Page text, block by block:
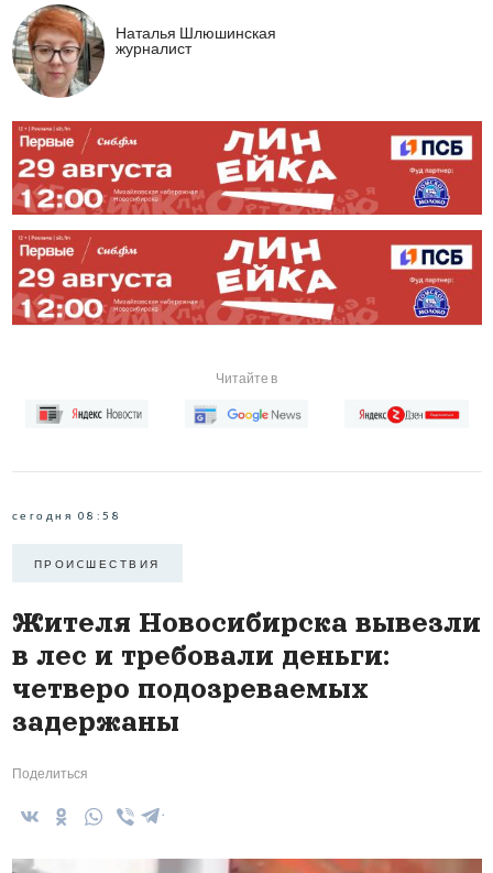
Наталья Шлюшинская
журналист
Читайте в
сегодня 08:58
ПРОИCШЕСТВИЯ
Жителя Новосибирска вывезли
в лес и требовали деньги:
четверо подозреваемых
задержаны
Поделиться